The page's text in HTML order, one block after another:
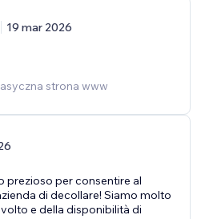
19 mar 2026
strona www
prezioso per consentire al
di decollare! Siamo molto
e della disponibilità di